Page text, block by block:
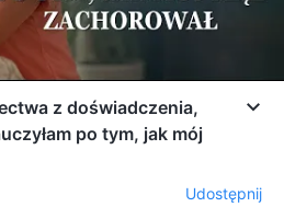
z doświadczenia,
po tym, jak mój
Udostępnij